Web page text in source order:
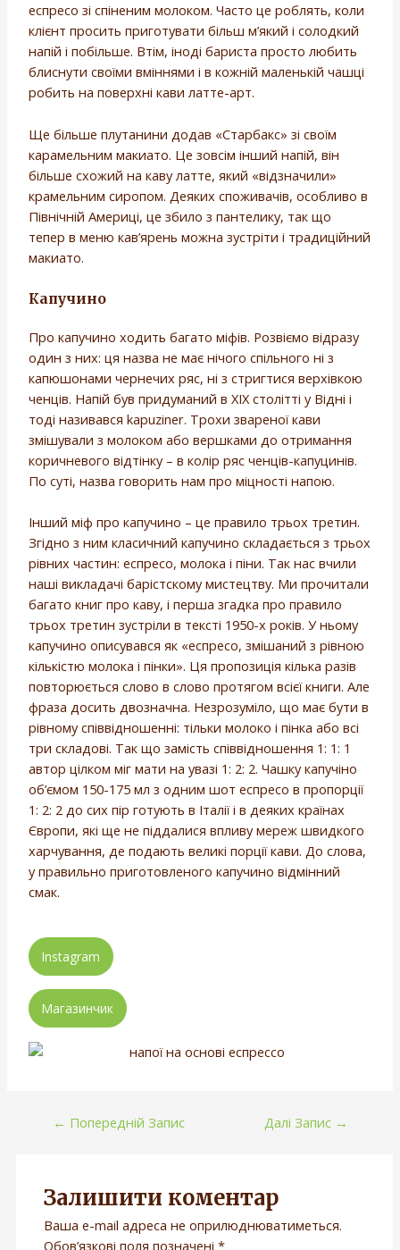
еспресо зі спіненим молоком. Часто це роблять, коли
клієнт просить приготувати більш м’який і солодкий
напій і побільше. Втім, іноді бариста просто любить
блиснути своїми вміннями і в кожній маленькій чашці
робить на поверхні кави латте-арт.
Ще більше плутанини додав «Старбакс» зі своїм
карамельним макиато. Це зовсім інший напій, він
більше схожий на каву латте, який «відзначили»
крамельним сиропом. Деяких споживачів, особливо в
Північній Америці, це збило з пантелику, так що
тепер в меню кав’ярень можна зустріти і традиційний
макиато.
Капучино
Про капучино ходить багато міфів. Розвіємо відразу
один з них: ця назва не має нічого спільного ні з
капюшонами чернечих ряс, ні з стригтися верхівкою
ченців. Напій був придуманий в XIX столітті у Відні і
тоді називався kapuziner. Трохи звареної кави
змішували з молоком або вершками до отримання
коричневого відтінку – в колір ряс ченців-капуцинів.
По суті, назва говорить нам про міцності напою.
Інший міф про капучино – це правило трьох третин.
Згідно з ним класичний капучино складається з трьох
рівних частин: еспресо, молока і піни. Так нас вчили
наші викладачі барістскому мистецтву. Ми прочитали
багато книг про каву, і перша згадка про правило
трьох третин зустріли в тексті 1950-х років. У ньому
капучино описувався як «еспресо, змішаний з рівною
кількістю молока і пінки». Ця пропозиція кілька разів
повторюється слово в слово протягом всієї книги. Але
фраза досить двозначна. Незрозуміло, що має бути в
рівному співвідношенні: тільки молоко і пінка або всі
три складові. Так що замість співвідношення 1: 1: 1
автор цілком міг мати на увазі 1: 2: 2. Чашку капучіно
об’ємом 150-175 мл з одним шот еспресо в пропорції
1: 2: 2 до сих пір готують в Італії і в деяких країнах
Європи, які ще не піддалися впливу мереж швидкого
харчування, де подають великі порції кави. До слова,
у правильно приготовленого капучино відмінний
смак.
Instagram
Магазинчик
← Попередній Запис Далі Запис →
Залишити коментар
Ваша e-mail адреса не оприлюднюватиметься.
Обов’язкові поля позначені*